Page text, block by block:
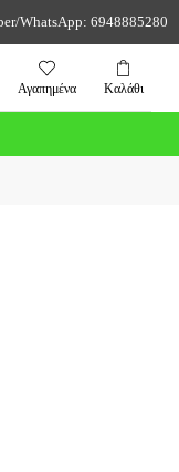
WhatsApp: 6948885280
Αγαπημένα Καλάθι